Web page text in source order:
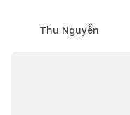
Thu Nguyễn